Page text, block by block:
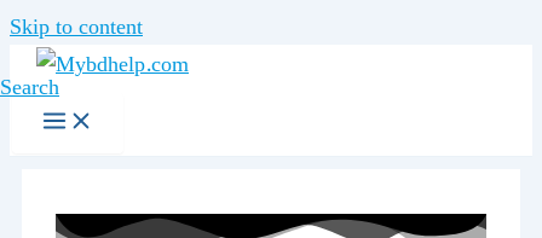
Skip to content
Search